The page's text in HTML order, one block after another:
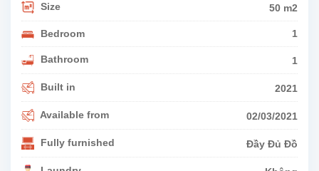
Size 50 m2
Bedroom 1
Bathroom 1
Built in 2021
Available from 02/03/2021
Fully furnished Đầy Đủ Đồ